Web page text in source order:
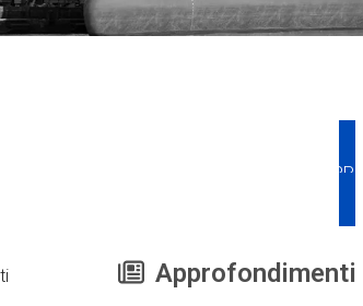
RICHIEDI
Approfondimenti